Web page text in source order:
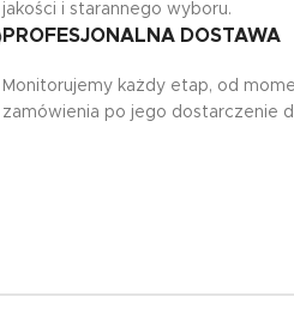
jakości i starannego wyboru.
PROFESJONALNA DOSTAWA
Monitorujemy każdy etap, od
zamówienia po jego dostarczenie